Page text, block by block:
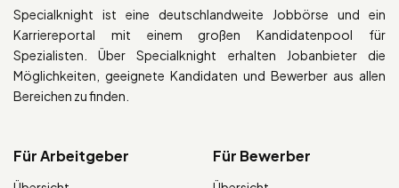
Specialknight ist eine deutschlandweite Jobbörse und ein
Karriereportal mit einem großen Kandidatenpool für
Spezialisten. Über Specialknight erhalten Jobanbieter die
Möglichkeiten, geeignete Kandidaten und Bewerber aus allen
Bereichen zu finden.
Für Arbeitgeber Für Bewerber